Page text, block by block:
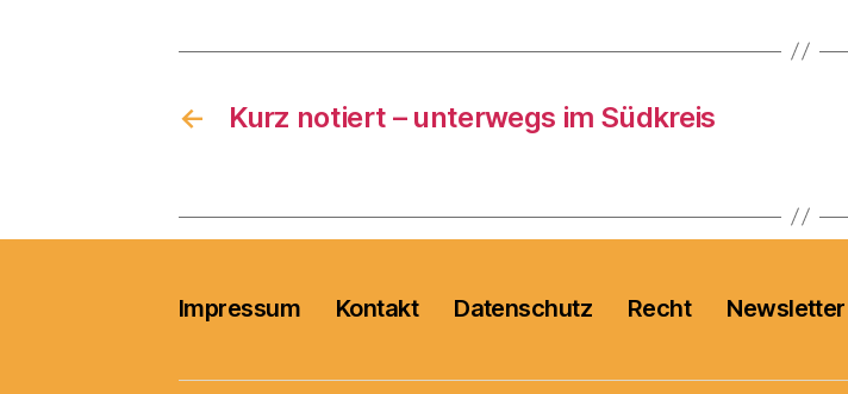
← Kurz notiert – unterwegs im Südkreis
Impressum Kontakt Datenschutz Recht Newsletter